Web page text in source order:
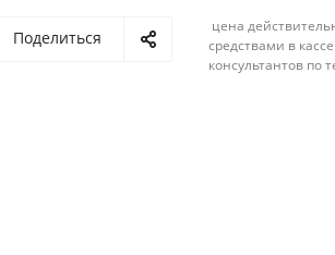
Поделиться
цена
средствами в
консультантов по